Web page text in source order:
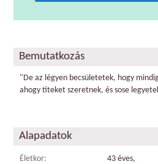
Bemutatkozás
"De az légyen becsületetek, hogy
ahogy titeket szeretnek, és sose
Alapadatok
Életkor: 43 éves,